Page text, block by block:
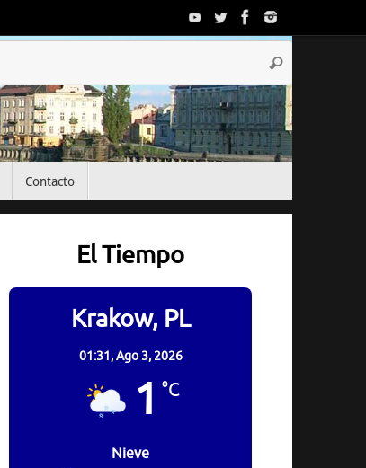
Buscar
Contacto
El Tiempo
Krakow, PL
01:31,Ago 3, 2026
1 °C
Nieve